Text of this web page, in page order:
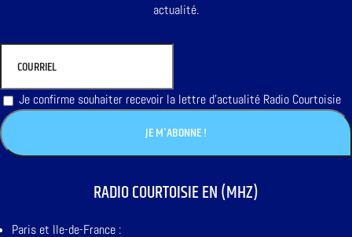
actualité.
Je confirme souhaiter recevoir la lettre d'actualité Radio Courtoisie
RADIO COURTOISIE EN (MHZ)
Paris et Ile-de-France :